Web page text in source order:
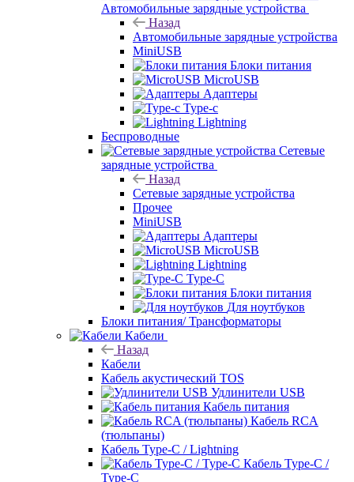
Автомобильные зарядные устройства
Назад
Автомобильные зарядные устройства
MiniUSB
Блоки питания
MicroUSB
Адаптеры
Type-c
Lightning
Беспроводные
Сетевые
зарядные устройства
Назад
Сетевые зарядные устройства
Прочее
MiniUSB
Адаптеры
MicroUSB
Lightning
Type-C
Блоки питания
Для ноутбуков
Блоки питания/ Трансформаторы
Кабели
Назад
Кабели
Кабель акустический TOS
Удлинители USB
Кабель питания
Кабель RCA
(тюльпаны)
Кабель Type-C / Lightning
Кабель Type-C /
Type-C